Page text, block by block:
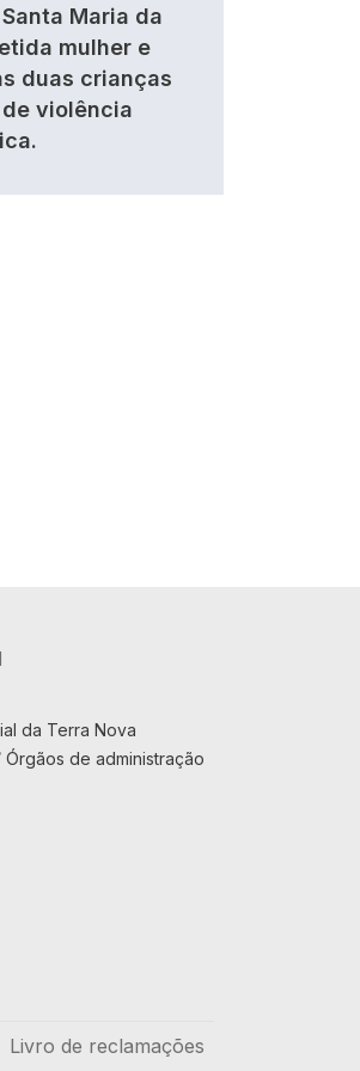
Santa Maria da
mulher e
duas crianças
violência
da Terra Nova
Órgãos de administração
Livro de reclamações